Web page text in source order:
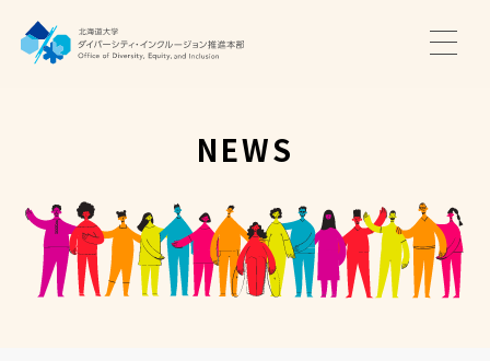
推進本部について
アクセス・お問い合わせ
NEWS